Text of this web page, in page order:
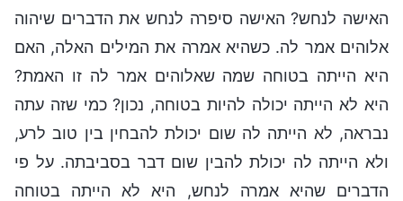
האישה לנחש? האישה סיפרה לנחש את הדברים שיהוה
אלוהים אמר לה. כשהיא אמרה את המילים האלה, האם
היא הייתה בטוחה שמה שאלוהים אמר לה זו האמת?
היא לא הייתה יכולה להיות בטוחה, נכון? כמי שזה עתה
נבראה, לא הייתה לה שום יכולת להבחין בין טוב לרע,
ולא הייתה לה יכולת להבין שום דבר בסביבתה. על פי
הדברים שהיא אמרה לנחש, היא לא הייתה בטוחה